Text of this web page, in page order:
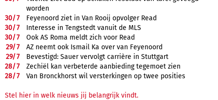
worden
30/7
Feyenoord ziet in Van Rooij opvolger Read
30/7
Interesse in Tengstedt vanuit de MLS
30/7
Ook AS Roma meldt zich voor Read
29/7
AZ neemt ook Ismail Ka over van Feyenoord
29/7
Bevestigd: Sauer vervolgt carrière in Stuttgart
28/7
Zechiël kan verbeterde aanbieding tegemoet zien
28/7 Van Bronckhorst wil versterkingen op twee posities
Stel hier in welk nieuws jij belangrijk vindt.